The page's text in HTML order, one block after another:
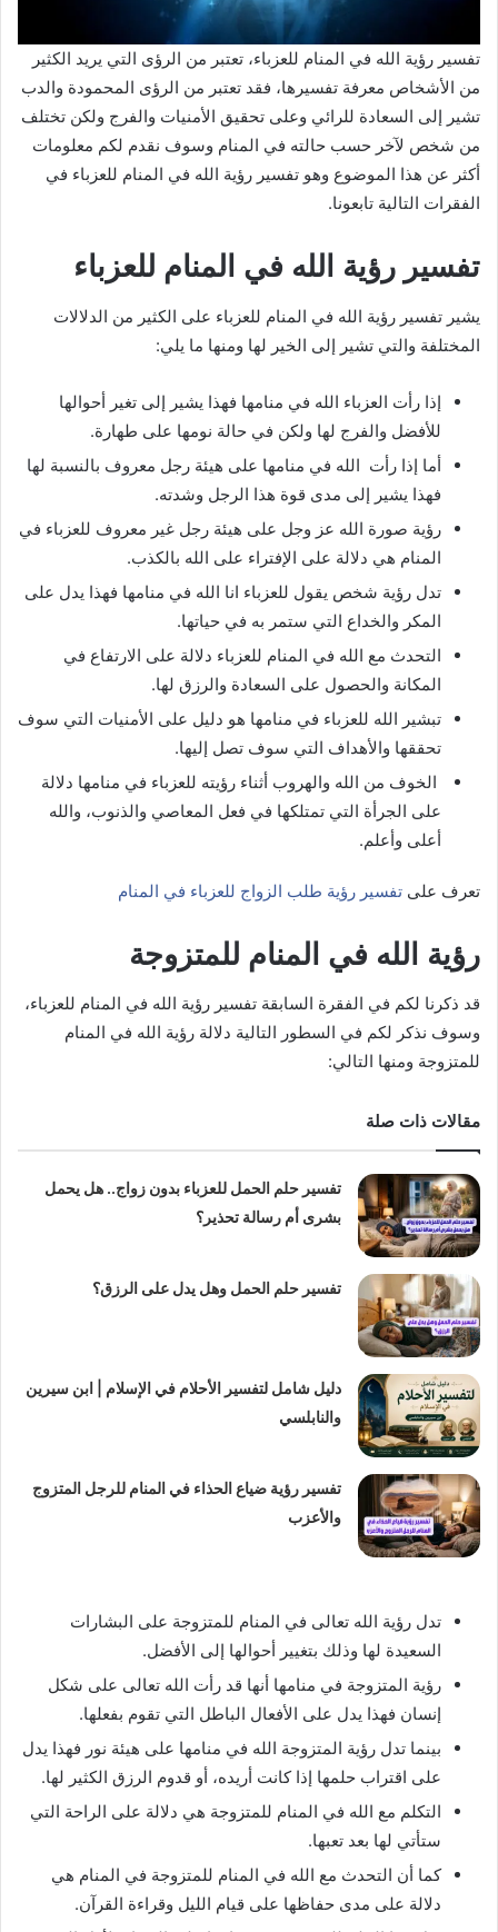
تفسير رؤية الله في المنام للعزباء، تعتبر من الرؤى التي يريد الكثير
من الأشخاص معرفة تفسيرها، فقد تعتبر من الرؤى المحمودة والدب
تشير إلى السعادة للرائي وعلى تحقيق الأمنيات والفرج ولكن تختلف
من شخص لآخر حسب حالته في المنام وسوف نقدم لكم معلومات
أكثر عن هذا الموضوع وهو تفسير رؤية الله في المنام للعزباء في
الفقرات التالية تابعونا.
تفسير رؤية الله في المنام للعزباء
يشير تفسير رؤية الله في المنام للعزباء على الكثير من الدلالات
المختلفة والتي تشير إلى الخير لها ومنها ما يلي:
إذا رأت العزباء الله في منامها فهذا يشير إلى تغير أحوالها
للأفضل والفرج لها ولكن في حالة نومها على طهارة.
أما إذا رأت الله في منامها على هيئة رجل معروف بالنسبة لها
فهذا يشير إلى مدى قوة هذا الرجل وشدته.
رؤية صورة الله عز وجل على هيئة رجل غير معروف للعزباء في
المنام هي دلالة على الإفتراء على الله بالكذب.
تدل رؤية شخص يقول للعزباء انا الله في منامها فهذا يدل على
المكر والخداع التي ستمر به في حياتها.
التحدث مع الله في المنام للعزباء دلالة على الارتفاع في
المكانة والحصول على السعادة والرزق لها.
تبشير الله للعزباء في منامها هو دليل على الأمنيات التي سوف
تحققها والأهداف التي سوف تصل إليها.
الخوف من الله والهروب أثناء رؤيته للعزباء في منامها دلالة
على الجرأة التي تمتلكها في فعل المعاصي والذنوب، والله
أعلى وأعلم.
تعرف على تفسير رؤية طلب الزواج للعزباء في المنام
رؤية الله في المنام للمتزوجة
قد ذكرنا لكم في الفقرة السابقة تفسير رؤية الله في المنام للعزباء،
وسوف نذكر لكم في السطور التالية دلالة رؤية الله في المنام
للمتزوجة ومنها التالي:
مقالات ذات صلة
تفسير حلم الحمل للعزباء بدون زواج.. هل يحمل
بشرى أم رسالة تحذير؟
تفسير حلم الحمل وهل يدل على الرزق؟
دليل شامل لتفسير الأحلام في الإسلام | ابن سيرين
والنابلسي
تفسير رؤية ضياع الحذاء في المنام للرجل المتزوج
والأعزب
تدل رؤية الله تعالى في المنام للمتزوجة على البشارات
السعيدة لها وذلك بتغيير أحوالها إلى الأفضل.
رؤية المتزوجة في منامها أنها قد رأت الله تعالى على شكل
إنسان فهذا يدل على الأفعال الباطل التي تقوم بفعلها.
بينما تدل رؤية المتزوجة الله في منامها على هيئة نور فهذا يدل
على اقتراب حلمها إذا كانت أريده، أو قدوم الرزق الكثير لها.
التكلم مع الله في المنام للمتزوجة هي دلالة على الراحة التي
ستأتي لها بعد تعبها.
كما أن التحدث مع الله في المنام للمتزوجة في المنام هي
دلالة على مدى حفاظها على قيام الليل وقراءة القرآن.